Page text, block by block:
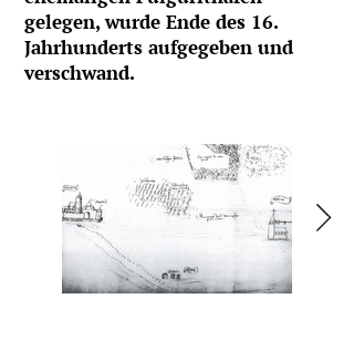
gelegen, wurde Ende des 16.
Jahrhunderts aufgegeben und
verschwand.